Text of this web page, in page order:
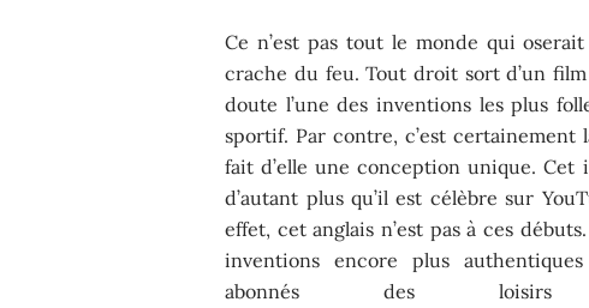
Ce n’est pas tout le monde qui
crache du feu. Tout droit sort d’un
doute l’une des inventions les plus
sportif. Par contre, c’est
fait d’elle une conception unique. Cet
d’autant plus qu’il est célèbre sur
effet, cet anglais n’est pas à ces
inventions encore plus
abonnés des loisirs